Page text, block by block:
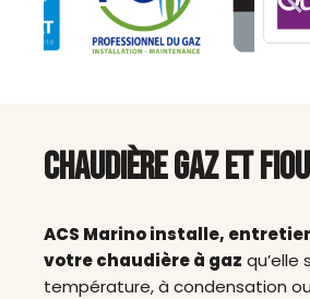
CHAUDIÈRE GAZ ET
ACS Marino installe,
votre chaudière à gaz qu’elle
température, à condensation